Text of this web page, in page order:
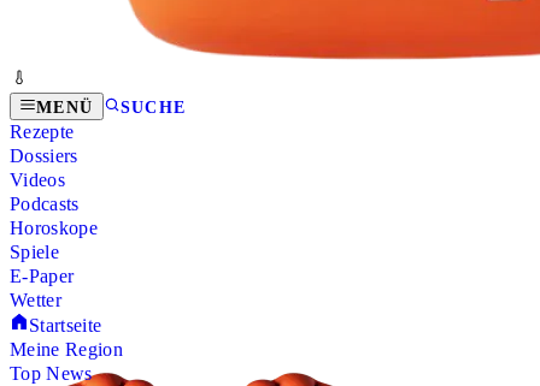
MENÜ SUCHE
Rezepte
Dossiers
Videos
Podcasts
Horoskope
Spiele
E-Paper
Wetter
Startseite
Meine Region
Top News